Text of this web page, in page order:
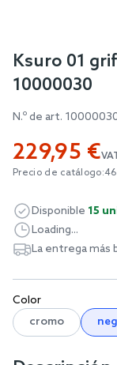
Skip
to
beginning
the
images
Ksuro 01
10000030
N.º de art.
229,95 €
Precio de catálogo:
Color
cromo
Disponible 15
Loading...
La entrega más